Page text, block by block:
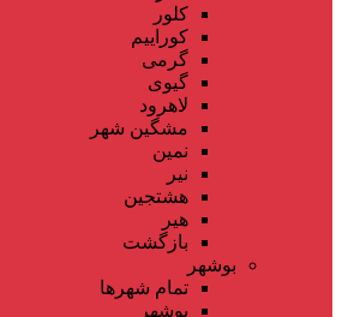
کلور
کوراییم
گرمی
گیوی
لاهرود
مشگین شهر
نمین
نیر
هشتجین
هیر
بازگشت
بوشهر
تمام شهر‌ها
بوشهر